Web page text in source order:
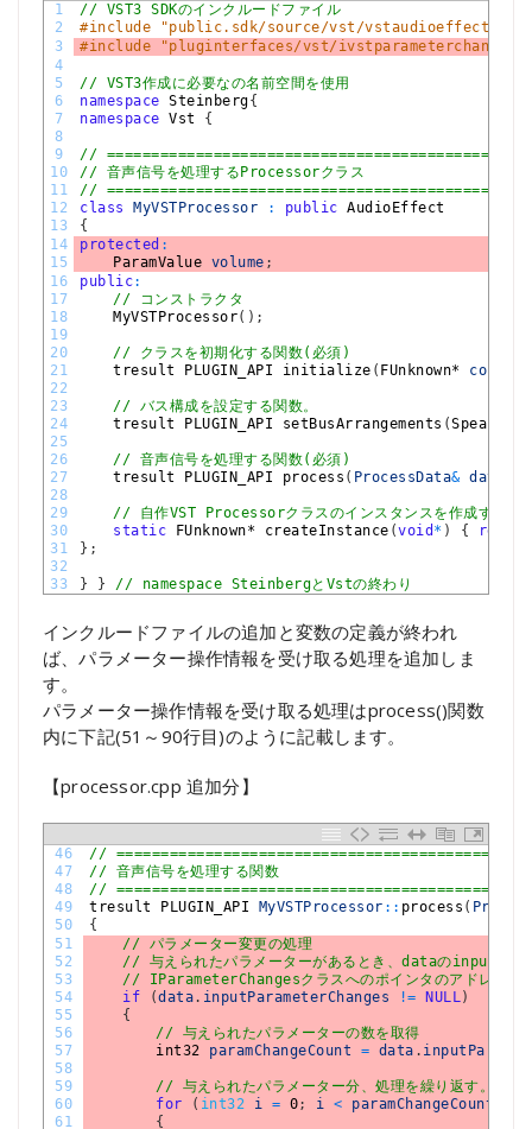
1
2
3
4
5
6
7
8
9
10
11
12
13
14
15
16
17
18
19
20
21
22
23
24
25
26
27
28
29
30
31
32
33
// VST3 SDKのインクルードファイル
#include "public.sdk/source/vst/vstaudioeffect.h"
#include "pluginterfaces/vst/
// VST3作成に必要なの名前空間を使用
namespace Steinberg{
namespace Vst {
//
// 音声信号を処理するProcessorクラス
//
class
MyVSTProcessor : public AudioEffect
{
protected :
ParamValue volume ;
public:
// コンストラクタ
MyVSTProcessor( ) ;
// クラスを初期化する関数(必須)
tresult
PLUGIN_API initialize ( FUnknown* context
// バス構成を設定する関数。
tresult
PLUGIN_API setBusArrangements (
// 音声信号を処理する関数(必須)
tresult
PLUGIN_API process ( ProcessData& data
// 自作VST Processorクラスのインスタンスを作成するた
static
FUnknown* createInstance (void * ) {
return
} ;
} } // namespace SteinbergとVstの終わり
インクルードファイルの追加と変数の定義が終われ
ば、パラメーター操作情報を受け取る処理を追加しま
す。
パラメーター操作情報を受け取る処理はprocess()関数
内に下記(51～90行目)のように記載します。
【processor.cpp 追加分】
46
47
48
49
50
51
52
53
54
55
56
57
58
59
60
61
//
// 音声信号を処理する関数
//
tresult
PLUGIN_API MyVSTProcessor :: process (
{
// パラメーター変更の処理
// 与えられたパラメーターがあるとき、dataの
// IParameterChangesクラスへのポインタのアドレスが
if
(data. inputParameterChanges != NULL)
{
// 与えられたパラメーターの数を取得
int32 paramChangeCount = data .
// 与えられたパラメーター分、処理を繰り返す。
for
( int32 i = 0; i < paramChangeCount
{